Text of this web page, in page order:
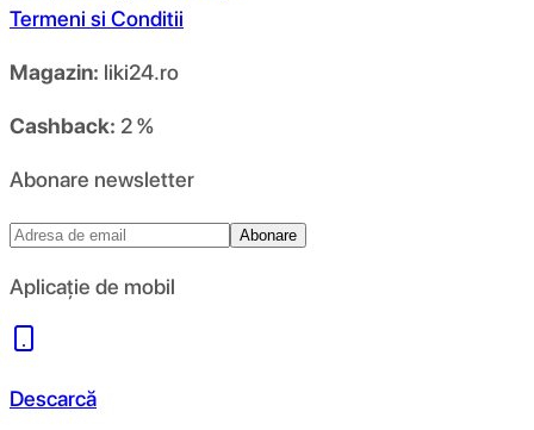
Termeni si Conditii
Magazin: liki24.ro
Cashback: 2 %
Abonare newsletter
Abonare
Aplicație de mobil
Descarcă